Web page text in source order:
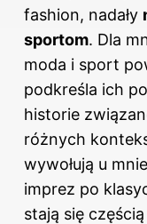
fashion, nadały
sportom. Dla
moda i sport
podkreśla ich
historie
różnych
wywołują u
imprez po
stają się